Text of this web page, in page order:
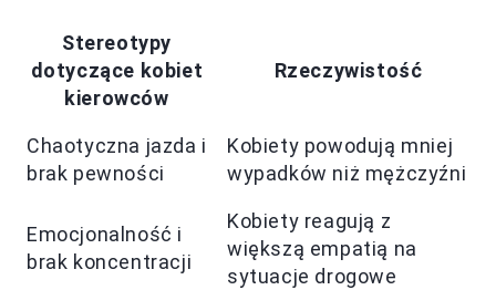
Stereotypy
dotyczące kobiet
kierowców
Rzeczywistość
Chaotyczna jazda i
brak pewności
Kobiety powodują mniej
wypadków niż mężczyźni
Emocjonalność i
brak koncentracji
Kobiety reagują z
większą empatią na
sytuacje drogowe